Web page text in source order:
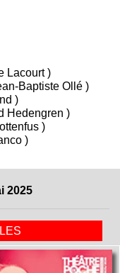
Lacourt )
Baptiste Ollé )
)
Hedengren )
)
)
2025